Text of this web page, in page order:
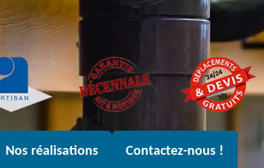
Nos réalisations Contactez-nous !